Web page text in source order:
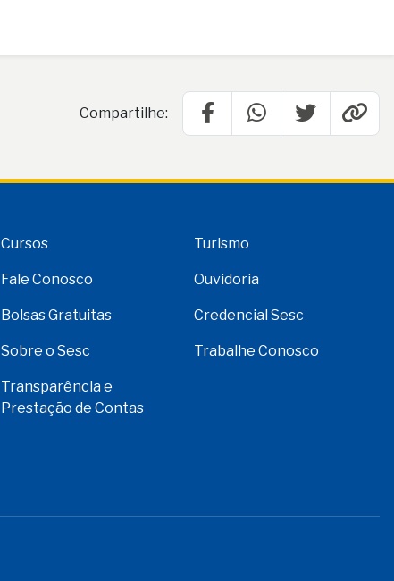
Compartilhe:
Cursos Turismo
Fale Conosco Ouvidoria
Bolsas Gratuitas Credencial Sesc
Sobre o Sesc Trabalhe Conosco
Transparência e
Prestação de Contas